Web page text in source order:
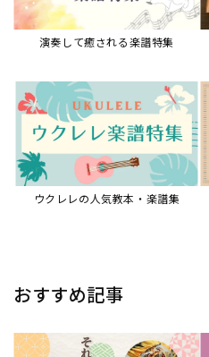
【第21回公開】なぜ人々は祭りを
必要とするのか？祭りの今を見つ
める現地ルポ
「できた！」があふれる！『生徒
指導の教科書』